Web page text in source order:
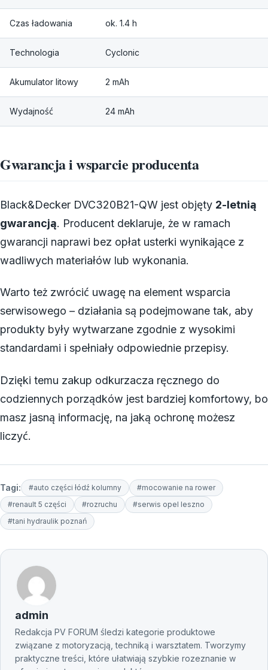
Czas ładowania ok. 1.4 h
Technologia Cyclonic
Akumulator litowy 2 mAh
Wydajność 24 mAh
Gwarancja i wsparcie producenta
Black&Decker DVC320B21-QW jest objęty 2-letnią
gwarancją. Producent deklaruje, że w ramach
gwarancji naprawi bez opłat usterki wynikające z
wadliwych materiałów lub wykonania.
Warto też zwrócić uwagę na element wsparcia
serwisowego – działania są podejmowane tak, aby
produkty były wytwarzane zgodnie z wysokimi
standardami i spełniały odpowiednie przepisy.
Dzięki temu zakup odkurzacza ręcznego do
codziennych porządków jest bardziej komfortowy, bo
masz jasną informację, na jaką ochronę możesz
liczyć.
Tagi: #auto części łódź kolumny
#mocowanie na rower
#renault 5 części
#rozruchu
#serwis opel leszno
#tani hydraulik poznań
admin
Redakcja PV FORUM śledzi kategorie produktowe
związane z motoryzacją, techniką i warsztatem. Tworzymy
praktyczne treści, które ułatwiają szybkie rozeznanie w